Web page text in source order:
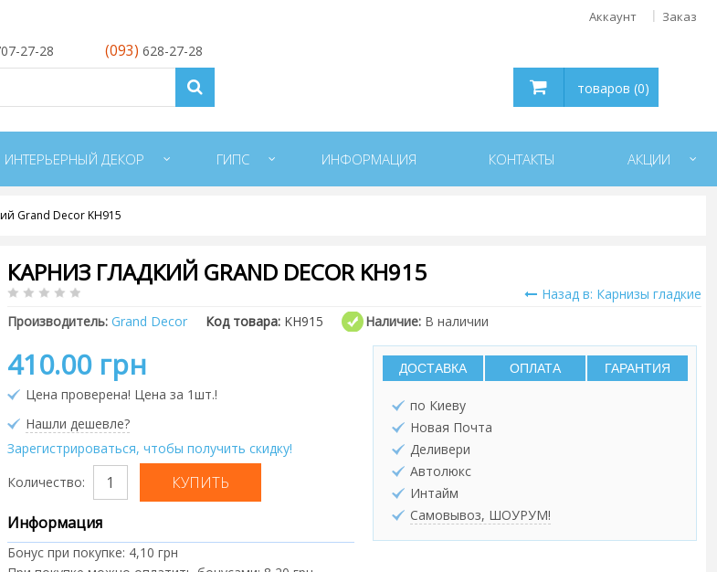
Аккаунт Заказ
27-28 (093) 628-27-28
товаров (0)
ИНТЕРЬЕРНЫЙ ДЕКОР ГИПС ИНФОРМАЦИЯ КОНТАКТЫ АКЦИИ
Grand Decor KH915
КАРНИЗ ГЛАДКИЙ GRAND DECOR KH915
Назад в: Карнизы гладкие
Производитель: Grand Decor Код товара: KH915 Наличие: В наличии
410.00 грн
Цена проверена! Цена за 1шт.!
Нашли дешевле?
Зарегистрироваться, чтобы получить скидку!
Количество:
Информация
Бонус при покупке: 4,10 грн
ДОСТАВКА ОПЛАТА ГАРАНТИЯ
по Киеву
Новая Почта
Деливери
Автолюкс
Интайм
Самовывоз, ШОУРУМ!